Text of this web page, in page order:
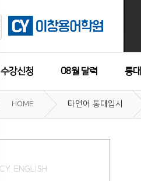
수강신청 08월 달력 통
수강후기
HOME 타언어 통대입시